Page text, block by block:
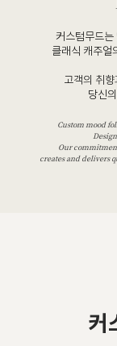
커스텀무드는
클래식 캐주얼
고객의 취
당신
Custom mood
Our
creates and delivers
커